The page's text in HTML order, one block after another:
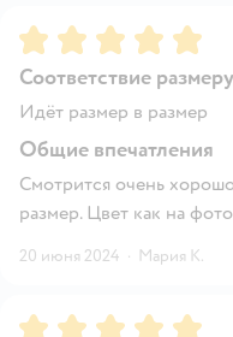
Рейтинг:5
Соответствие
Идёт размер в размер
Общие впечатления
Смотрится очень
размер. Цвет как на
20 июня 2024 · Мария К.
Рейтинг:5